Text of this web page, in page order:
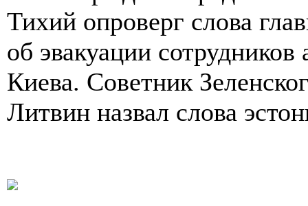
Тихий опроверг слова
об эвакуации сотрудников
Киева. Советник
Литвин назвал слова